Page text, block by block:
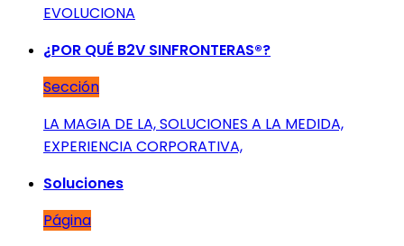
EVOLUCIONA
¿POR QUÉ B2V SINFRONTERAS®?
Sección
LA MAGIA DE LA, SOLUCIONES A LA MEDIDA,
EXPERIENCIA CORPORATIVA,
Soluciones
Página